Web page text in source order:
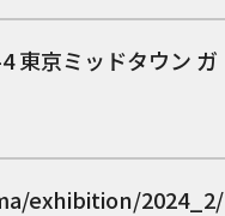
東京ミッドタウン ガ
exhibition/2024_2/